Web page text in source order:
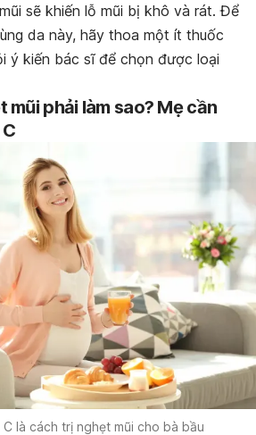
sẽ khiến lỗ mũi bị khô và rát. Để
da này, hãy thoa một ít thuốc
ý kiến bác sĩ để chọn được loại
mũi phải làm sao? Mẹ cần
C là cách trị nghẹt mũi cho bà bầu